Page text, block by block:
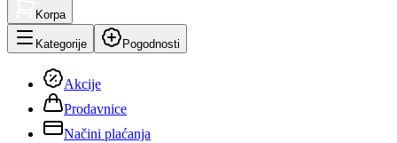
Korpa
Kategorije Pogodnosti
Akcije
Prodavnice
Načini plaćanja